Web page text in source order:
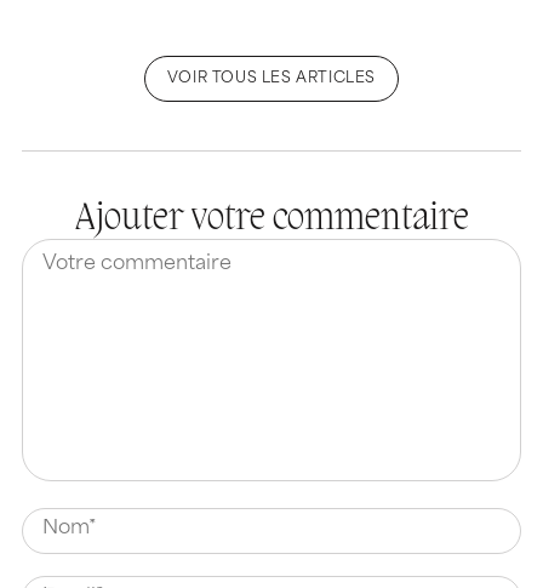
VOIR TOUS LES ARTICLES
Ajouter votre commentaire